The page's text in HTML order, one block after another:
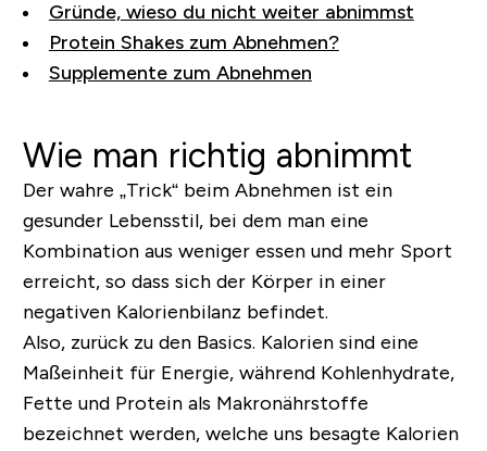
Gründe, wieso du nicht weiter abnimmst
Protein Shakes zum Abnehmen?
Supplemente zum Abnehmen
Wie man richtig abnimmt
Der wahre „Trick“ beim Abnehmen ist ein
gesunder Lebensstil, bei dem man eine
Kombination aus weniger essen und mehr Sport
erreicht, so dass sich der Körper in einer
negativen Kalorienbilanz befindet.
Also, zurück zu den Basics. Kalorien sind eine
Maßeinheit für Energie, während Kohlenhydrate,
Fette und Protein als Makronährstoffe
bezeichnet werden, welche uns besagte Kalorien